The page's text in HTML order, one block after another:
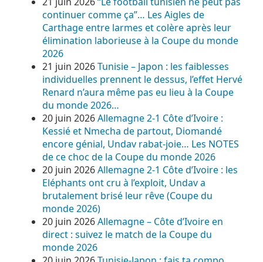
continuer comme ça”… Les Aigles de
Carthage entre larmes et colère après leur
élimination laborieuse à la Coupe du monde
2026
21 juin 2026Tunisie – Japon : les faiblesses
individuelles prennent le dessus, l’effet Hervé
Renard n’aura même pas eu lieu à la Coupe
du monde 2026…
20 juin 2026Allemagne 2-1 Côte d’Ivoire :
Kessié et Nmecha de partout, Diomandé
encore génial, Undav rabat-joie… Les NOTES
de ce choc de la Coupe du monde 2026
20 juin 2026Allemagne 2-1 Côte d’Ivoire : les
Eléphants ont cru à l’exploit, Undav a
brutalement brisé leur rêve (Coupe du
monde 2026)
20 juin 2026Allemagne – Côte d’Ivoire en
direct : suivez le match de la Coupe du
monde 2026